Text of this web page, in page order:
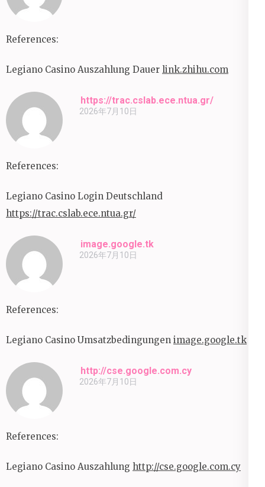
References:
Legiano Casino Auszahlung Dauer link.zhihu.com
https://trac.cslab.ece.ntua.gr/
2026年7月10日
References:
Legiano Casino Login Deutschland
https://trac.cslab.ece.ntua.gr/
image.google.tk
2026年7月10日
References:
Legiano Casino Umsatzbedingungen image.google.tk
http://cse.google.com.cy
2026年7月10日
References:
Legiano Casino Auszahlung http://cse.google.com.cy